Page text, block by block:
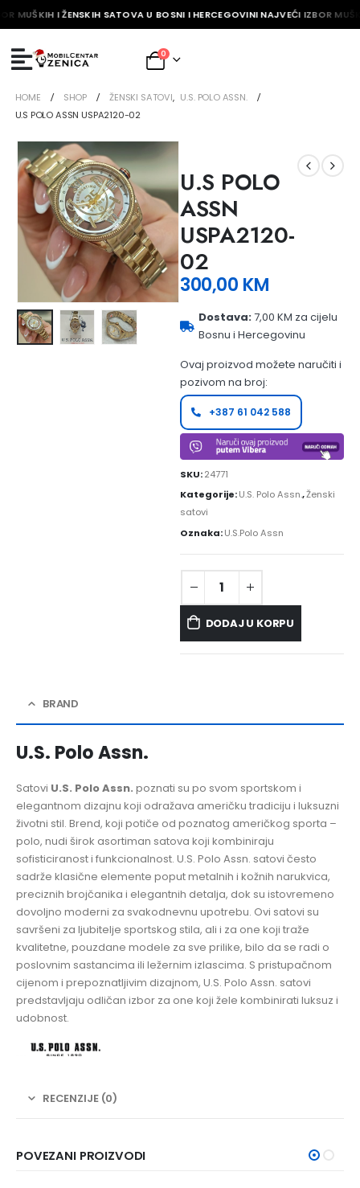
MUŠKIH I ŽENSKIH SATOVA U BOSNI I HERCEGOVINI NAJVEĆI IZBOR
0
HOME SHOP ŽENSKI SATOVI, U.S. POLO ASSN.
U.S POLO ASSN USPA2120-02
U.S POLO
ASSN
USPA2120-
02
300,00 KM
Dostava:7,00 KM za cijelu
Bosnu i Hercegovinu
Ovaj proizvod možete naručiti i
pozivom na broj:
+387 61 042 588
SKU:24771
Kategorije:U.S. Polo Assn.,Ženski
satovi
Oznaka:U.S.Polo Assn
DODAJ U KORPU
BRAND
U.S. Polo Assn.
Satovi U.S. Polo Assn. poznati su po svom sportskom i
elegantnom dizajnu koji odražava američku tradiciju i luksuzni
životni stil. Brend, koji potiče od poznatog američkog sporta –
polo, nudi širok asortiman satova koji kombiniraju
sofisticiranost i funkcionalnost. U.S. Polo Assn. satovi često
sadrže klasične elemente poput metalnih i kožnih narukvica,
preciznih brojčanika i elegantnih detalja, dok su istovremeno
dovoljno moderni za svakodnevnu upotrebu. Ovi satovi su
savršeni za ljubitelje sportskog stila, ali i za one koji traže
kvalitetne, pouzdane modele za sve prilike, bilo da se radi o
poslovnim sastancima ili ležernim izlascima. S pristupačnom
cijenom i prepoznatljivim dizajnom, U.S. Polo Assn. satovi
predstavljaju odličan izbor za one koji žele kombinirati luksuz i
udobnost.
RECENZIJE (0)
POVEZANI PROIZVODI